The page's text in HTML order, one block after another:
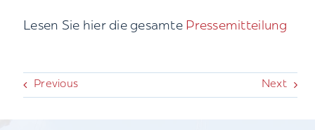
Lesen Sie hier die gesamte Pressemitteilung
Previous Next